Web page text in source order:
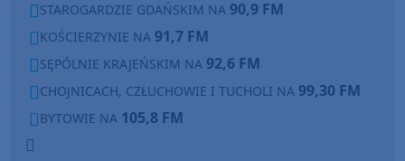
STAROGARDZIE GDAŃSKIM NA 90,9 FM
KOŚCIERZYNIE NA 91,7 FM
SĘPÓLNIE KRAJEŃSKIM NA 92,6 FM
CHOJNICACH, CZŁUCHOWIE I TUCHOLI NA 99,30 FM
BYTOWIE NA 105,8 FM